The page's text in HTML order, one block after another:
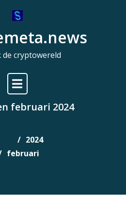
de cryptowereld
februari 2024
2024
februari